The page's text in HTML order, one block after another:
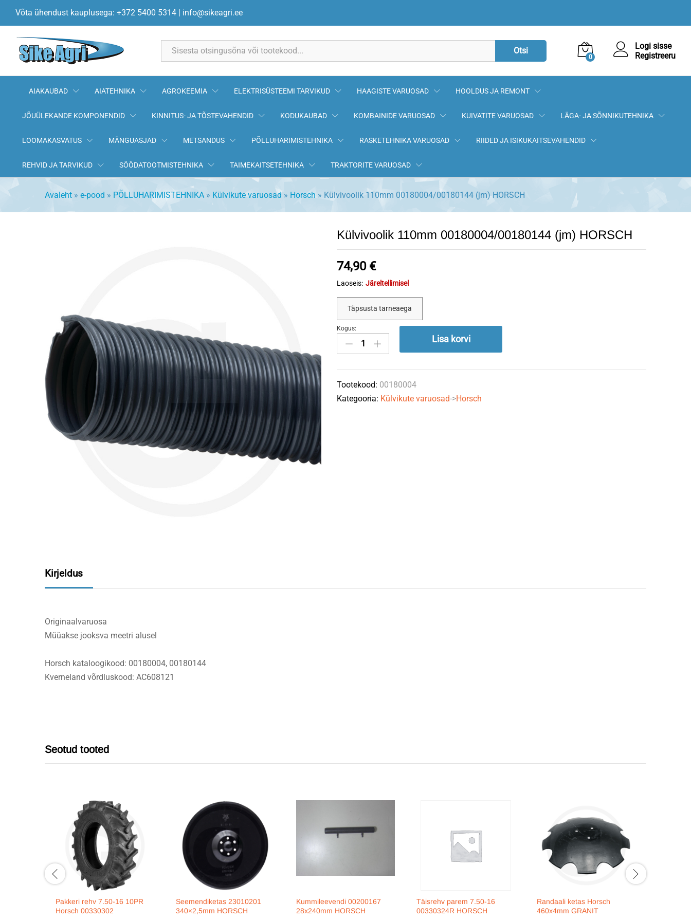
Võta ühendust kauplusega: +372 5400 5314 | info@sikeagri.ee
Otsi
0
Logi sisse
Registreeru
AIAKAUBAD AIATEHNIKA AGROKEEMIA ELEKTRISÜSTEEMI TARVIKUD HAAGISTE VARUOSAD HOOLDUS JA REMONT
JÕUÜLEKANDE KOMPONENDID KINNITUS- JA TÕSTEVAHENDID KODUKAUBAD KOMBAINIDE VARUOSAD KUIVATITE VARUOSAD LÄGA- JA SÕNNIKUTEHNIKA
LOOMAKASVATUS MÄNGUASJAD METSANDUS PÕLLUHARIMISTEHNIKA RASKETEHNIKA VARUOSAD RIIDED JA ISIKUKAITSEVAHENDID
REHVID JA TARVIKUD SÖÖDATOOTMISTEHNIKA TAIMEKAITSETEHNIKA TRAKTORITE VARUOSAD
Avaleht » e-pood » PÕLLUHARIMISTEHNIKA » Külvikute varuosad» Horsch » Külvivoolik 110mm 00180004/00180144 (jm) HORSCH
Külvivoolik 110mm 00180004/00180144 (jm) HORSCH
74,90 €
Laoseis: Järeltellimisel
Täpsusta tarneaega
Külvivoolik
110mm
(jm)
HORSCH
quantity
Kogus:
Lisa korvi
Tootekood: 00180004
Kategooria: Külvikute varuosad->Horsch
Kirjeldus
Originaalvaruosa
Müüakse jooksva meetri alusel
Horsch kataloogikood: 00180004, 00180144
Kverneland võrdluskood: AC608121
Seotud tooted
Pakkeri rehv 7.50-16 10PR
Horsch 00330302
Seemendiketas 23010201
340×2,5mm HORSCH
Kummileevendi 00200167
28x240mm HORSCH
Täisrehv parem 7.50-16
00330324R HORSCH
Randaali ketas Horsch
460x4mm GRANIT
Kirjeldus